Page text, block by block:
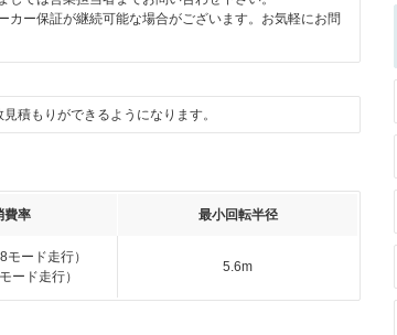
ー保証が継続可能な場合がございます。お気軽にお問
積もりができるようになります。
費率 最小回転半径
ード走行）
ード走行）
5.6m